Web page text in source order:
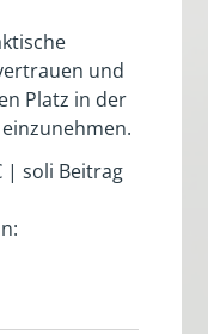
und
Platz in der
| soli Beitrag